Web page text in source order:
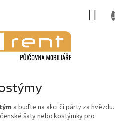
a buďte na akci či párty za hvězdu.
šaty nebo kostýmky pro